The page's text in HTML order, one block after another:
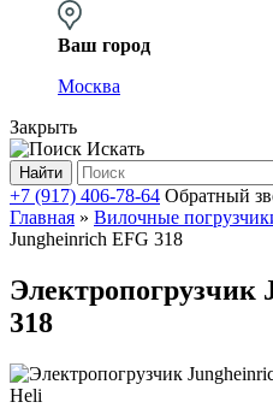
Ваш город
Москва
Закрыть
Искать
Найти
+7 (917) 406-78-64 Обратный
Главная » Вилочные
Jungheinrich EFG 318
Электропогрузчик
318
Heli